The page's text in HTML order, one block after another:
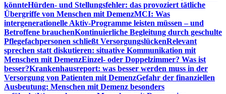
könnteHürden- und Stellungsfehler: das provoziert tätliche
Übergriffe von Menschen mit DemenzMCI: Was
intergenerationelle Aktiv-Programme leisten müssen – und
Betroffene brauchenKontinuierliche Begleitung durch geschulte
Pflegefachpersonen schließt VersorgungslückenRelevant
sprechen statt diskutieren: situative Kommunikation mit
Menschen mit DemenzEinzel- oder Doppelzimmer? Was ist
besser?Krankenhausreport: was besser werden muss in der
Versorgung von Patienten mit DemenzGefahr der finanziellen
Ausbeutung: Menschen mit Demenz besonders